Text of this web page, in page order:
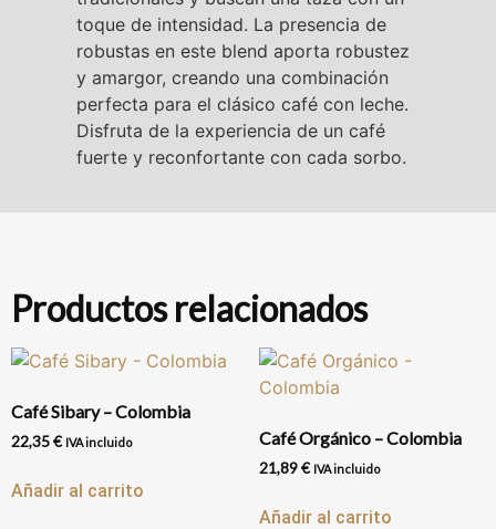
toque de intensidad. La presencia de
robustas en este blend aporta robustez
y amargor, creando una combinación
perfecta para el clásico café con leche.
Disfruta de la experiencia de un café
fuerte y reconfortante con cada sorbo.
Productos relacionados
Café Sibary – Colombia
22,35€ IVA incluido
Añadir al carrito
Café Orgánico – Colombia
21,89€ IVA incluido
Añadir al carrito